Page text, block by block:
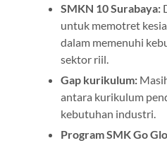
SMKN 10 Surabaya:
untuk memotret
dalam memenuhi
sektor riil.
Gap kurikulum:
antara kurikulum
kebutuhan industri.
Program SMK Go